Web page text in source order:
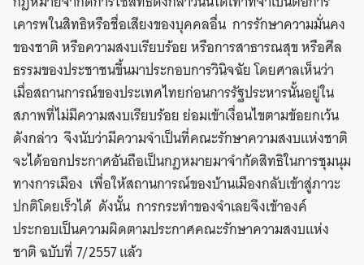
เคารพในสิทธิหรือชื่อเสียงของบุคคลอื่น การรักษาความมั่นคง
ของชาติ หรือความสงบเรียบร้อย หรือการสาธารณสุข หรือศีล
ธรรมของประชาชนขึ้นมาประกอบการวินิจฉัย โดยศาลเห็นว่า
เมื่อสถานการณ์ของประเทศไทยก่อนการรัฐประหารนั้นอยู่ใน
สภาพที่ไม่มีความสงบเรียบร้อย ย่อมเข้าเงื่อนไขตามข้อยกเว้น
ดังกล่าว จึงนับว่ามีความจำเป็นที่คณะรักษาความสงบแห่งชาติ
จะได้ออกประกาศอันถือเป็นกฎหมายมาจำกัดสิทธิในการชุมนุม
ทางการเมือง เพื่อให้สถานการณ์ของบ้านเมืองกลับเข้าสู่ภาวะ
ปกติโดยเร็วได้ ดังนั้น การกระทำของจำเลยจึงเข้าองค์
ประกอบเป็นความผิดตามประกาศคณะรักษาความสงบแห่ง
ชาติ ฉบับที่ 7/2557 แล้ว